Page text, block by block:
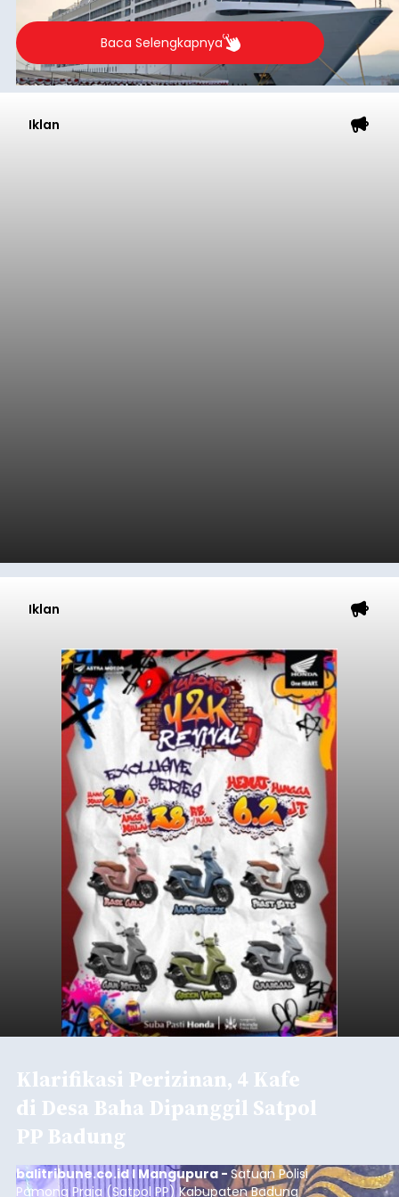
Baca Selengkapnya
Iklan
Iklan
Klarifikasi Perizinan, 4 Kafe
di Desa Baha Dipanggil Satpol
PP Badung
balitribune.co.id I Mangupura - Satuan Polisi
Pamong Praja (Satpol PP) Kabupaten Badung